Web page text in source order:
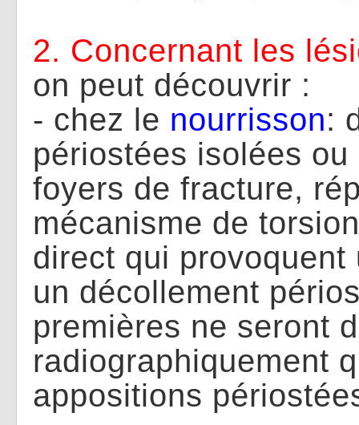
2. Concernant les
on peut découvrir :
- chez le nourrisson:
périostées isolées
foyers de fracture,
mécanisme de
direct qui
un décollement
premières ne seront
radiographiquement
appositions